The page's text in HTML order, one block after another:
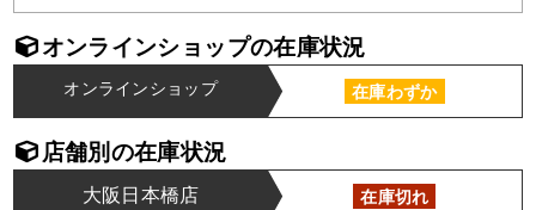
オンラインショップの在庫状況
オンラインショップ 在庫わずか
店舗別の在庫状況
大阪日本橋店 在庫切れ